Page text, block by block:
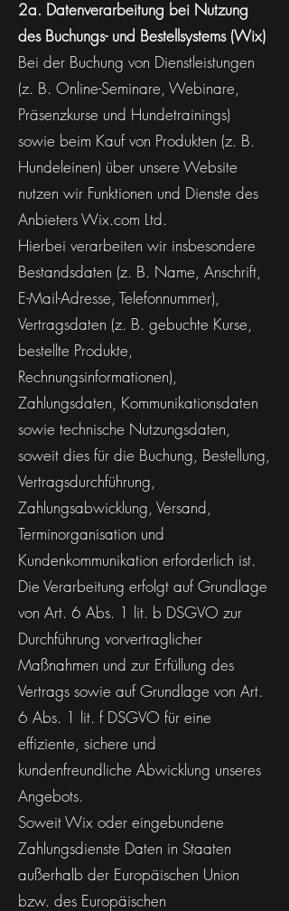
2a. Datenverarbeitung bei Nutzung
des Buchungs- und Bestellsystems (Wix)
Bei der Buchung von Dienstleistungen
(z. B. Online-Seminare, Webinare,
Präsenzkurse und Hundetrainings)
sowie beim Kauf von Produkten (z. B.
Hundeleinen) über unsere Website
nutzen wir Funktionen und Dienste des
Anbieters Wix.com Ltd.
Hierbei verarbeiten wir insbesondere
Bestandsdaten (z. B. Name, Anschrift,
E-Mail-Adresse, Telefonnummer),
Vertragsdaten (z. B. gebuchte Kurse,
bestellte Produkte,
Rechnungsinformationen),
Zahlungsdaten, Kommunikationsdaten
sowie technische Nutzungsdaten,
soweit dies für die Buchung, Bestellung,
Vertragsdurchführung,
Zahlungsabwicklung, Versand,
Terminorganisation und
Kundenkommunikation erforderlich ist.
Die Verarbeitung erfolgt auf Grundlage
von Art. 6 Abs. 1 lit. b DSGVO zur
Durchführung vorvertraglicher
Maßnahmen und zur Erfüllung des
Vertrags sowie auf Grundlage von Art.
6 Abs. 1 lit. f DSGVO für eine
effiziente, sichere und
kundenfreundliche Abwicklung unseres
Angebots.
Soweit Wix oder eingebundene
Zahlungsdienste Daten in Staaten
außerhalb der Europäischen Union
bzw. des Europäischen